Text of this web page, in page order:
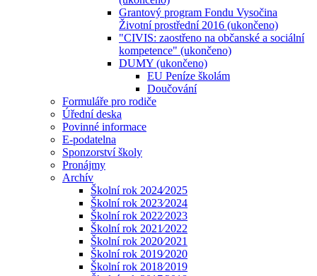
Grantový program Fondu Vysočina
Životní prostřední 2016 (ukončeno)
"CIVIS: zaostřeno na občanské a sociální
kompetence" (ukončeno)
DUMY (ukončeno)
EU Peníze školám
Doučování
Formuláře pro rodiče
Úřední deska
Povinné informace
E-podatelna
Sponzorství školy
Pronájmy
Archív
Školní rok 2024⁄2025
Školní rok 2023⁄2024
Školní rok 2022⁄2023
Školní rok 2021⁄2022
Školní rok 2020⁄2021
Školní rok 2019⁄2020
Školní rok 2018⁄2019